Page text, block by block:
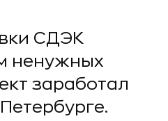
СДЭК
ненужных
заработал